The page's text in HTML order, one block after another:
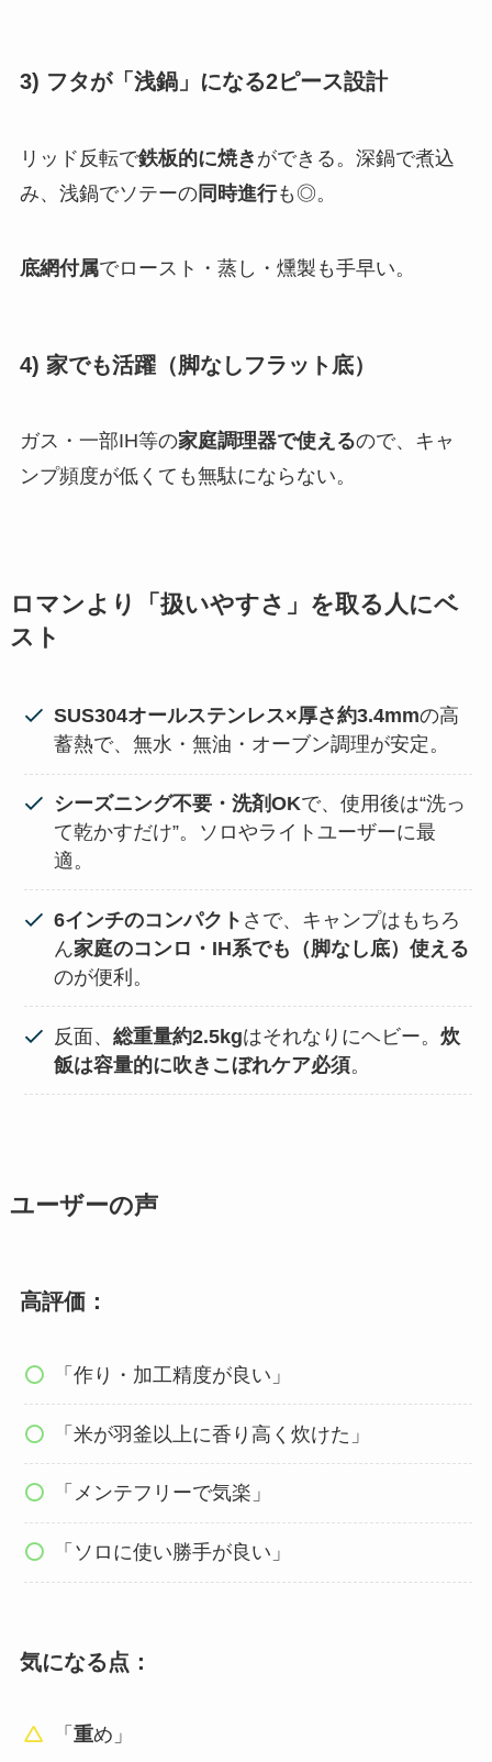
3) フタが「浅鍋」になる2ピース設計
リッド反転で鉄板的に焼き ができる。深鍋で煮込
み、浅鍋でソテーの同時進行も◎。
底網付属でロースト・蒸し・燻製も手早い。
4) 家でも活躍（脚なしフラット底）
ガス・一部IH等の家庭調理器で使えるので、キャ
ンプ頻度が低くても無駄にならない。
ロマンより「扱いやすさ」を取る人にベ
スト
SUS304オールステンレス×厚さ約3.4mmの高
蓄熱で、無水・無油・オーブン調理が安定。
シーズニング不要・洗剤OKで、使用後は“洗っ
て乾かすだけ”。ソロやライトユーザーに最
適。
6インチのコンパクト さで、キャンプはもちろ
ん家庭のコンロ・IH系でも（脚なし底）使える
のが便利。
反面、総重量約2.5kgはそれなりにヘビー。炊
飯は容量的に吹きこぼれケア必須。
ユーザーの声
高評価：
「作り・加工精度が良い」
「米が羽釜以上に香り高く炊けた」
「メンテフリーで気楽」
「ソロに使い勝手が良い」
気になる点 ：
「重め」